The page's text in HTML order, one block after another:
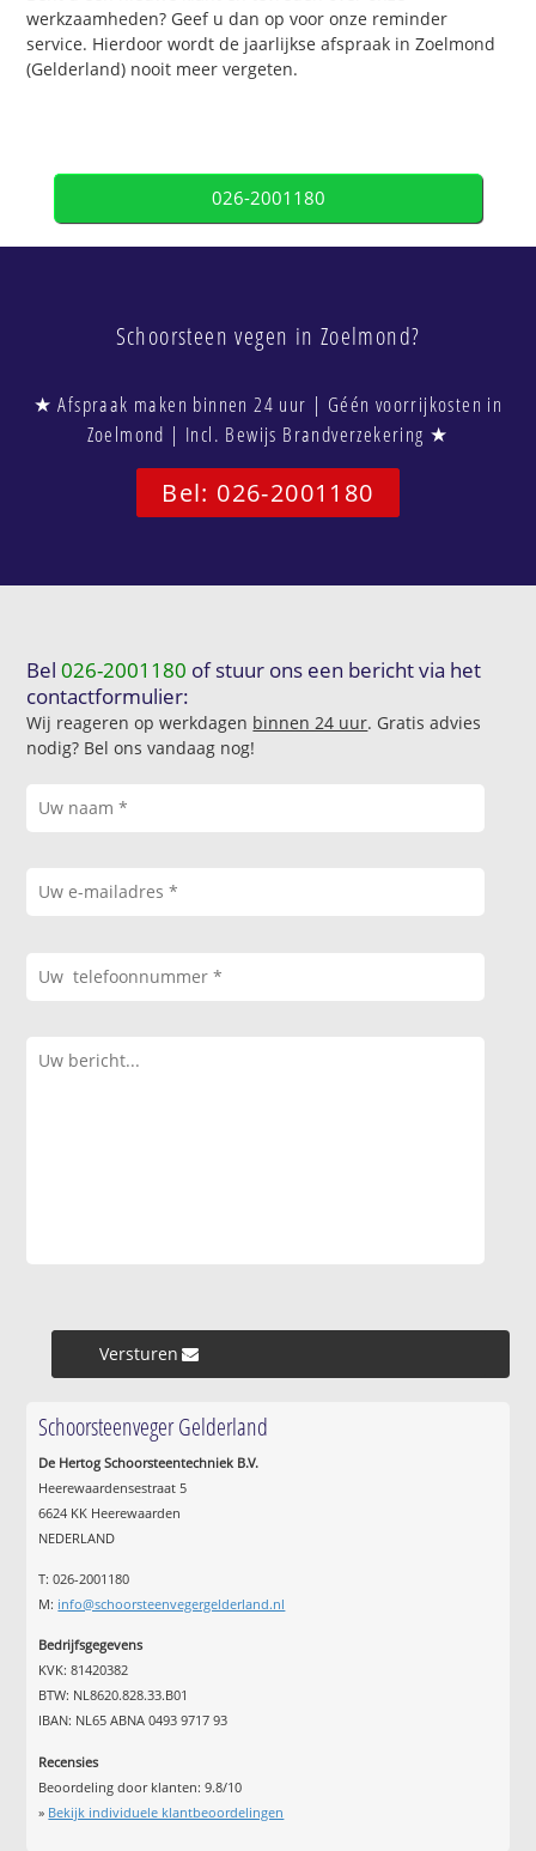
werkzaamheden? Geef u dan op voor onze reminder
service. Hierdoor wordt de jaarlijkse afspraak in Zoelmond
(Gelderland) nooit meer vergeten.
026-2001180
Schoorsteen vegen in Zoelmond?
★ Afspraak maken binnen 24 uur | Géén voorrijkosten in
Zoelmond | Incl. Bewijs Brandverzekering ★
Bel: 026-2001180
Bel026-2001180 of stuur ons een bericht via het
contactformulier:
Wij reageren op werkdagen binnen 24 uur. Gratis advies
nodig? Bel ons vandaag nog!
Versturen »
Schoorsteenveger Gelderland
De Hertog Schoorsteentechniek B.V.
Heerewaardensestraat 5
6624 KK Heerewaarden
NEDERLAND
T: 026-2001180
M: info@schoorsteenvegergelderland.nl
Bedrijfsgegevens
KVK: 81420382
BTW: NL8620.828.33.B01
IBAN: NL65 ABNA 0493 9717 93
Recensies
Beoordeling door klanten:9.8/10
» Bekijk individuele klantbeoordelingen